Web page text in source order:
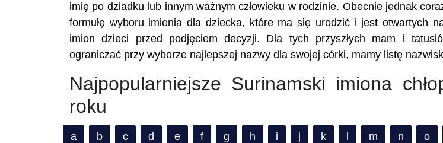
imię po dziadku lub innym ważnym człowieku w rodzinie. Obecnie jednak
formułę wyboru imienia dla dziecka, które ma się urodzić i jest otwartych
imion dzieci przed podjęciem decyzji. Dla tych przyszłych mam i
ograniczać przy wyborze najlepszej nazwy dla swojej córki, mamy listę
Najpopularniejsze Surinamski imiona
roku
a b c d e f g h i j k m n o